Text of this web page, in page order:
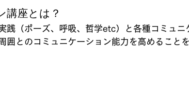
講座とは？
践（ポーズ、呼吸、哲学etc）と各種コミュニ
囲とのコミュニケーション能力を高めること